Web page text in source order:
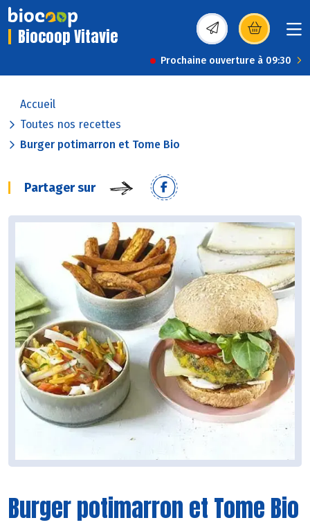
Biocoop Vitavie (s’ouvre dans une
Prochaine ouverture à 09:30
Accueil
Toutes nos recettes
Burger potimarron et Tome Bio
Partager sur
Burger potimarron et Tome Bio